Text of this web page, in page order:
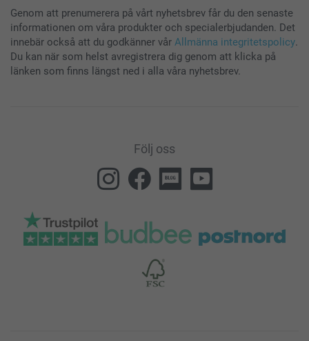
Genom att prenumerera på vårt nyhetsbrev får du den senaste
informationen om våra produkter och specialerbjudanden. Det
innebär också att du godkänner vår Allmänna integritetspolicy.
Du kan när som helst avregistrera dig genom att klicka på
länken som finns längst ned i alla våra nyhetsbrev.
Följ oss